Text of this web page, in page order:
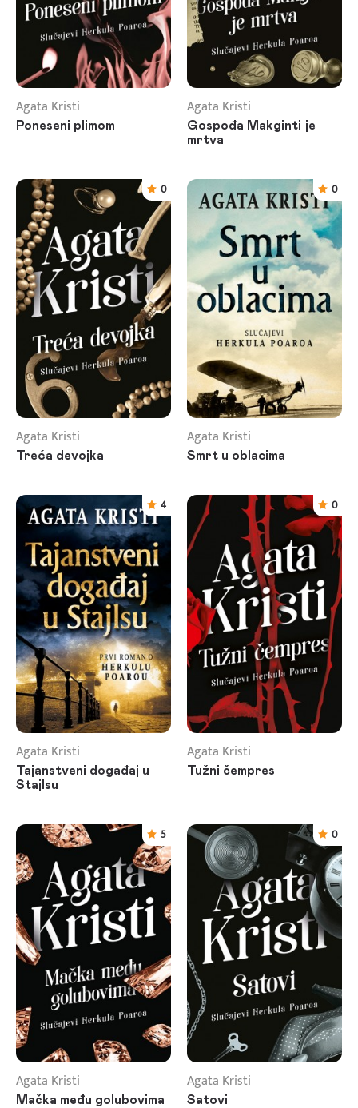
Agata Kristi
Poneseni plimom
Agata Kristi
Gospođa Makginti je
mrtva
0
Agata Kristi
Treća devojka
0
Agata Kristi
Smrt u oblacima
4
Agata Kristi
Tajanstveni događaj u
Stajlsu
0
Agata Kristi
Tužni čempres
5
Agata Kristi
Mačka među golubovima
0
Agata Kristi
Satovi